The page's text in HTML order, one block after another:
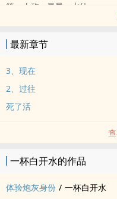
第一人称 - 灵异 - 水仙
最新章节
3、现在
2、过往
死了活
一杯白开水的作品
体验炮灰身份 / 一杯白开水